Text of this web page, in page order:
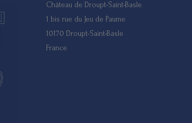
Château de Droupt-Saint-Basle
1 bis rue du Jeu de Paume
10170 Droupt-Saint-Basle
France